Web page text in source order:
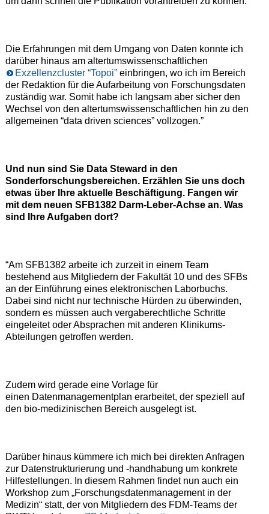
Die Erfahrungen mit dem Umgang von Daten konnte ich
darüber hinaus am altertumswissenschaftlichen
Exzellenzcluster “Topoi”einbringen, wo ich im Bereich
der Redaktion für die Aufarbeitung von Forschungsdaten
zuständig war. Somit habe ich langsam aber sicher den
Wechsel von den altertumswissenschaftlichen hin zu den
allgemeinen “data driven sciences” vollzogen.”
Und nun sind Sie Data Steward in den
Sonderforschungsbereichen. Erzählen Sie uns doch
etwas über Ihre aktuelle Beschäftigung. Fangen wir
mit dem neuen SFB1382 Darm-Leber-Achse an. Was
sind Ihre Aufgaben dort?
“Am SFB1382 arbeite ich zurzeit in einem Team
bestehend aus Mitgliedern der Fakultät 10 und des SFBs
an der Einführung eines elektronischen Laborbuchs.
Dabei sind nicht nur technische Hürden zu überwinden,
sondern es müssen auch vergaberechtliche Schritte
eingeleitet oder Absprachen mit anderen Klinikums-
Abteilungen getroffen werden.
Zudem wird gerade eine Vorlage für
einen Datenmanagementplan erarbeitet, der speziell auf
den bio-medizinischen Bereich ausgelegt ist.
Darüber hinaus kümmere ich mich bei direkten Anfragen
zur Datenstrukturierung und -handhabung um konkrete
Hilfestellungen. In diesem Rahmen findet nun auch ein
Workshop zum „Forschungsdatenmanagement in der
Medizin“ statt, der von Mitgliedern des FDM-Teams der